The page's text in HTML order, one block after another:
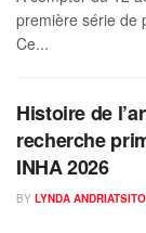
première série de
Ce...
Histoire de
recherche
INHA 2026
BY LYNDA